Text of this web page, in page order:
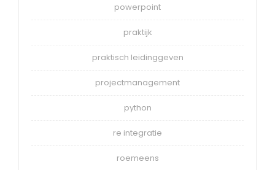
powerpoint
praktijk
praktisch leidinggeven
projectmanagement
python
re integratie
roemeens